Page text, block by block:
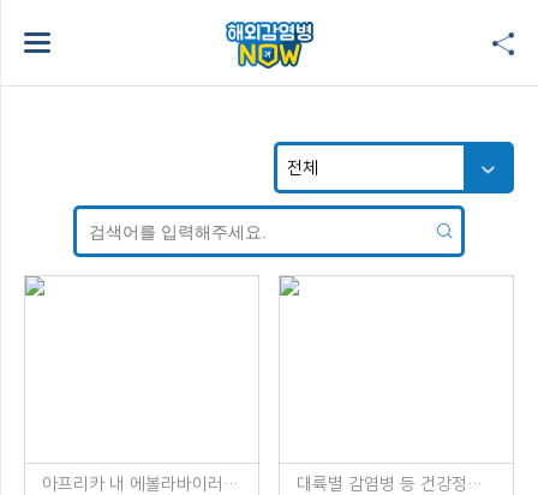
아프리카 내 에볼라바이러스병 발생 주의! 대륙별 감염병 등 건강정보 소책자 발간 안내